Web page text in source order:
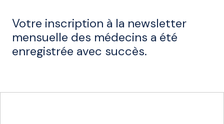
Votre inscription à la newsletter
mensuelle des médecins a été
enregistrée avec succès.